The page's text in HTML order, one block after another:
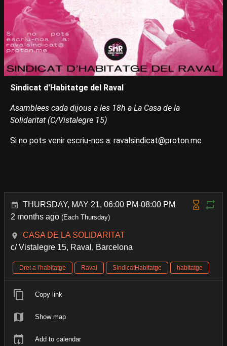
Sindicat d'Habitatge del Raval
Asamblees cada dijous a les 18h a La Casa de la
Solidaritat (C/Vistalegre 15)
Si no pots venir escriu-nos a: ravalsindicat@proton.me
THURSDAY, MAY 21, 06:00 PM-08:00 PM
2 months ago (Each Thursday)
CASA DE LA SOLIDARITAT
c/ Vistalegre 15, Raval, Barcelona
Dret a l'habitatge Raval SindicatHabitatge habitatge
Copy link
Show map
Add to calendar